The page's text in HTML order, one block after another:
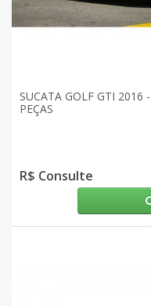
SUCATA GOLF GTI 2016
PEÇAS
R$ Consulte